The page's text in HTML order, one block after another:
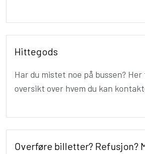
Hittegods
Har du mistet noe på bussen?
oversikt over hvem du kan
Overføre billetter? Refusjon?